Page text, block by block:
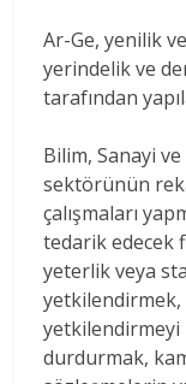
Ar-Ge, yenilik
yerindelik ve
tarafından
Bilim, Sanayi
sektörünün
çalışmaları
tedarik edecek
yeterlik veya
yetkilendirmeyi
durdurmak,